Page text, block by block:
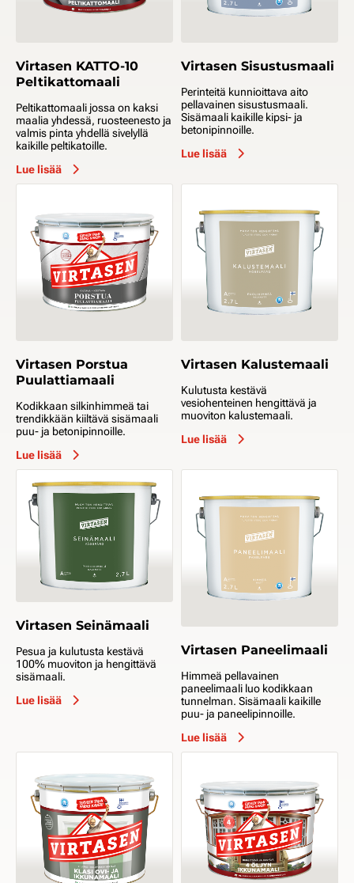
Virtasen KATTO-10
Peltikattomaali
Peltikattomaali jossa on kaksi
maalia yhdessä, ruosteenesto ja
valmis pinta yhdellä sivelyllä
kaikille peltikatoille.
Lue lisää
Virtasen Sisustusmaali
Perinteitä kunnioittava aito
pellavainen sisustusmaali.
Sisämaali kaikille kipsi- ja
betonipinnoille.
Lue lisää
Virtasen Porstua
Puulattiamaali
Kodikkaan silkinhimmeä tai
trendikkään kiiltävä sisämaali
puu- ja betonipinnoille.
Lue lisää
Virtasen Kalustemaali
Kulutusta kestävä
vesiohenteinen hengittävä ja
muoviton kalustemaali.
Lue lisää
Virtasen Seinämaali
Pesua ja kulutusta kestävä
100% muoviton ja hengittävä
sisämaali.
Lue lisää
Virtasen Paneelimaali
Himmeä pellavainen
paneelimaali luo kodikkaan
tunnelman. Sisämaali kaikille
puu- ja paneelipinnoille.
Lue lisää